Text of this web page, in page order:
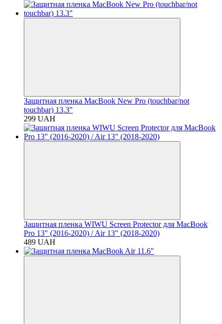
Защитная пленка MacBook New Pro (touchbar/not
touchbar) 13.3"
299 UAH
Защитная пленка WIWU Screen Protector для MacBook
Pro 13" (2016-2020) / Air 13" (2018-2020)
489 UAH